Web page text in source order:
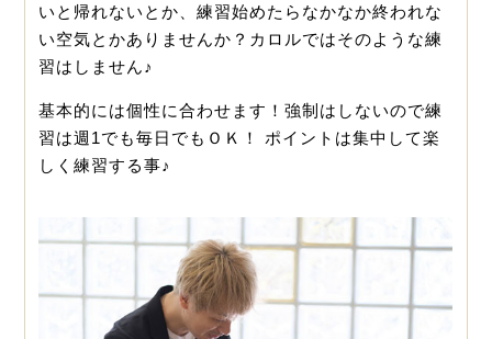
いと帰れないとか、練習始めたらなかなか終われな
い空気とかありませんか？カロルではそのような練
習はしません♪
基本的には個性に合わせます！強制はしないので練
習は週1でも毎日でもＯＫ！
ポイントは集中して楽
しく練習する事♪